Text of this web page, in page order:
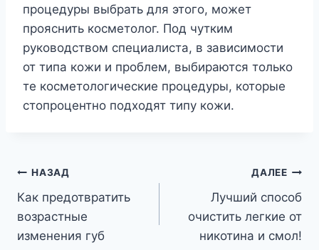
процедуры выбрать для этого, может
прояснить косметолог. Под чутким
руководством специалиста, в зависимости
от типа кожи и проблем, выбираются только
те косметологические процедуры, которые
стопроцентно подходят типу кожи.
Навигация
по
записям
НАЗАД
Как предотвратить
возрастные
изменения губ
ДАЛЕЕ
Лучший способ
очистить легкие от
никотина и смол!